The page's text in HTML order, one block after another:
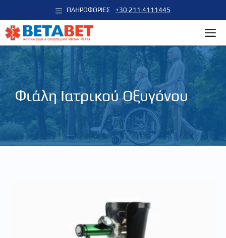
σε
περιεχόμενο
+30 211 4111445
ΠΛΗΡΟΦΟΡΙΕΣ
Φιάλη Ιατρικού Οξυγόνου